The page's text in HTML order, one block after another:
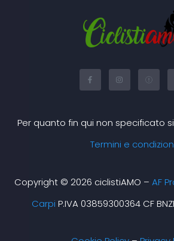
F
a
c
e
k
-
I
n
s
t
a
m
X
-
t
w
e
r
Per quanto fin qui non specificato
Termini e
Copyright © 2026 ciclistiAMO – AF
Carpi P.IVA 03859300364 CF